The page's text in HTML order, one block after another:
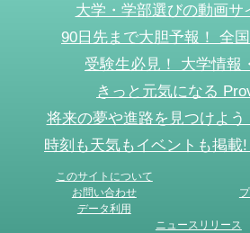
大学・学部選びの動画サ
90日先まで大胆予報！ 全
受験生必見！ 大学情報
きっと元気になる
将来の夢や進路を見つけよう
時刻も天気もイベントも掲載
このサイトについて
お問い合わせ
データ利用
ニュースリリース